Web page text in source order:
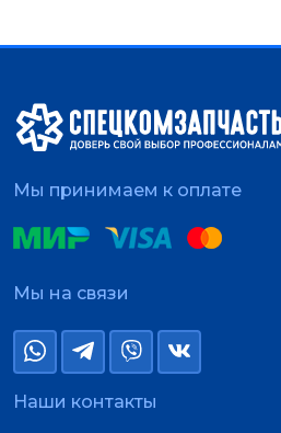
Мы принимаем к оплате
Мы на связи
Наши контакты